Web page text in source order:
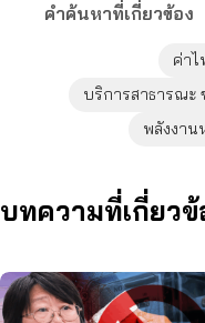
คำค้นหาที่เกี่ยวข้อง
ค่าไ
บริการสาธารณะ
พลังงาน
บทความที่เกี่ยวข้